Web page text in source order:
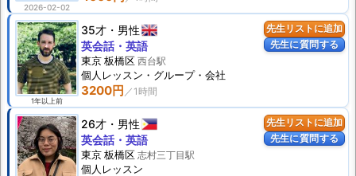
2026-02-02
先生リストに追加
先生に質問する
1年以上前
35才 男性
3200円
英会話・英語
東京 板橋区 西台駅
個人 レッスン ・グループ・会社
先生リストに追加
先生に質問する
26才 男性
英会話・英語
東京 板橋区 志村三丁目駅
個人 レッスン